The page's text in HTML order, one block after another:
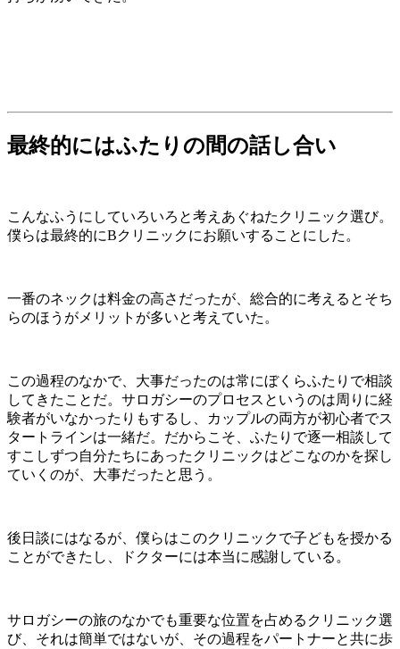
最終的にはふたりの間の話し合い
こんなふうにしていろいろと考えあぐねたクリニック選び。
僕らは最終的にBクリニックにお願いすることにした。
一番のネックは料金の高さだったが、総合的に考えるとそち
らのほうがメリットが多いと考えていた。
この過程のなかで、大事だったのは常にぼくらふたりで相談
してきたことだ。サロガシーのプロセスというのは周りに経
験者がいなかったりもするし、カップルの両方が初心者でス
タートラインは一緒だ。だからこそ、ふたりで逐一相談して
すこしずつ自分たちにあったクリニックはどこなのかを探し
ていくのが、大事だったと思う。
後日談にはなるが、僕らはこのクリニックで子どもを授かる
ことができたし、ドクターには本当に感謝している。
サロガシーの旅のなかでも重要な位置を占めるクリニック選
び、それは簡単ではないが、その過程をパートナーと共に歩